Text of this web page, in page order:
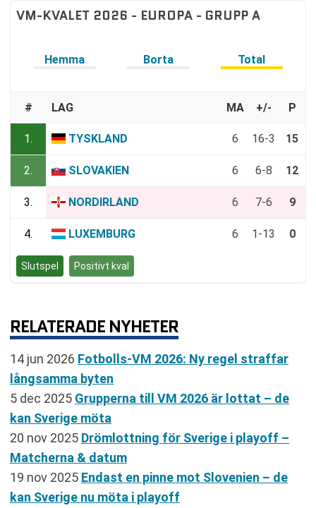
VM-KVALET 2026 - EUROPA - GRUPP A
Hemma Borta Total
# LAG MA +/- P
1. TYSKLAND 6 16-3 15
2. SLOVAKIEN 6 6-8 12
3. NORDIRLAND 6 7-6 9
4. LUXEMBURG 6 1-13 0
Slutspel Positivt kval
RELATERADE NYHETER
14 jun 2026 Fotbolls-VM 2026: Ny regel straffar
långsamma byten
5 dec 2025 Grupperna till VM 2026 är lottat – de
kan Sverige möta
20 nov 2025 Drömlottning för Sverige i playoff –
Matcherna & datum
19 nov 2025 Endast en pinne mot Slovenien – de
kan Sverige nu möta i playoff